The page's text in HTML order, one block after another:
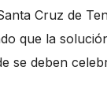
Cruz de
que la
se deben